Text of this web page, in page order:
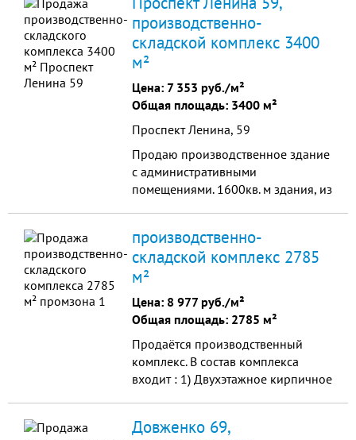
праве постоянного бессроч
производственно-
складской комплекс 3400
м²
Цена: 7 353 руб./м²
Общая площадь: 3400 м²
Проспект Ленина, 59
Продаю производственное здание
с административными
помещениями. 1600кв. м здания, из
земли. Помещения находятся в
центральном районе Волгограда,
останов ЦПКиО,
Метизный(ВЗТДиН) завод.
Возможен торг.
производственно-
складской комплекс 2785
м²
Цена: 8 977 руб./м²
Общая площадь: 2785 м²
Продаётся производственный
комплекс. В состав комплекса
входит : 1) Двухэтажное кирпичное
здания 360м.кв. и 288м...
Довженко 69,